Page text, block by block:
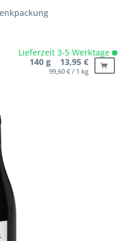
Lieferzeit 3-5 Werktage
140 g 13,95 €
99,60 € / 1 kg